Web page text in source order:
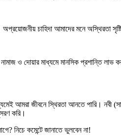
অপ্রয়োজনীয় চাহিদা আমাদের মনে
ও দোয়ার মাধ্যমে মানসিক প্রশান্তি
আমরা জীবনে স্থিরতা আনতে পারি।
করি।
নিচে কমেন্টে জানাতে ভুলবেন না!